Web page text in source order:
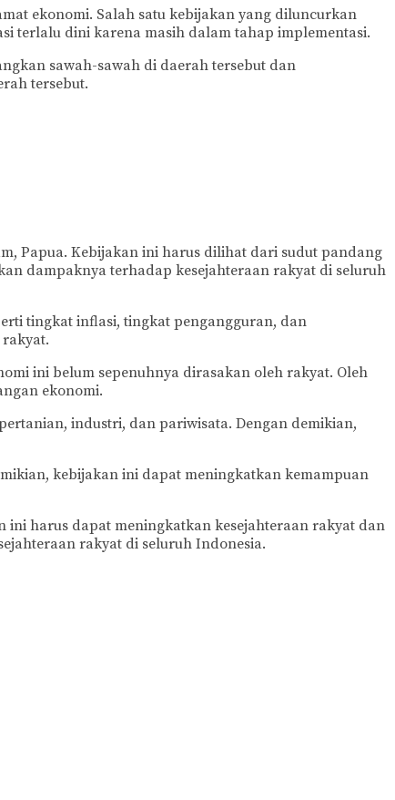
ekonomi. Salah satu kebijakan yang diluncurkan
terlalu dini karena masih dalam tahap implementasi.
sawah-sawah di daerah tersebut dan
tersebut.
Papua. Kebijakan ini harus dilihat dari sudut pandang
dampaknya terhadap kesejahteraan rakyat di seluruh
tingkat inflasi, tingkat pengangguran, dan
ini belum sepenuhnya dirasakan oleh rakyat. Oleh
ekonomi.
industri, dan pariwisata. Dengan demikian,
kebijakan ini dapat meningkatkan kemampuan
harus dapat meningkatkan kesejahteraan rakyat dan
rakyat di seluruh Indonesia.